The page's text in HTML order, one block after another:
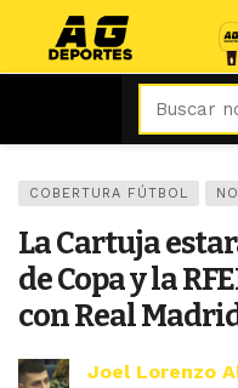
COBERTURA FÚTBOL
La Cartuja
de Copa y la
con Real
Joel Lorenzo